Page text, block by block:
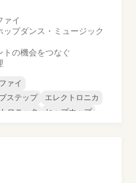
ァイ
ップダンス・ミュージック
トの機会をつなぐ
ァイ
ステップ
エレクトロニカ
ロニック
ヒップホップ